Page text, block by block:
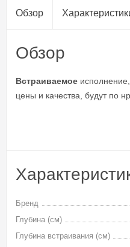
Обзор
Обзор
Встраиваемое
цены и качества, будут по
Бренд
Глубина (см)
Глубина встраивания (см)